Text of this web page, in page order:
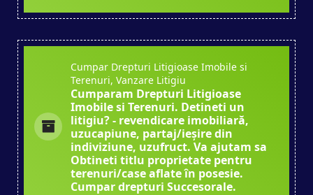
Cumpar Drepturi Litigioase Imobile si
Terenuri, Vanzare Litigiu
Cumparam Drepturi Litigioase
Imobile si Terenuri. Detineti un
litigiu? - revendicare imobiliară,
uzucapiune, partaj/ieșire din
indiviziune, uzufruct. Va ajutam sa
Obtineti titlu proprietate pentru
terenuri/case aflate în posesie.
Cumpar drepturi Succesorale.